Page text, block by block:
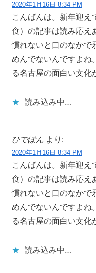
2020年1月16日 8:34 PM
こんばんは。新年迎え
食）の記事は読み応え
慣れないと口のなかで
めんでないんですよね
る名古屋の面白い文化
読み込み中…
ひでぽん より:
2020年1月16日 8:34 PM
こんばんは。新年迎え
食）の記事は読み応え
慣れないと口のなかで
めんでないんですよね
る名古屋の面白い文化
読み込み中…